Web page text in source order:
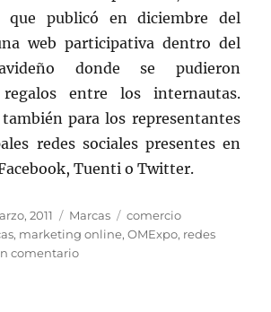
que publicó en diciembre del
web participativa dentro del
donde se pudieron
entre los internautas.
para los representantes
redes sociales presentes en
Tuenti o Twitter.
2011 Categorías
Marcas Etiquetas
comercio
, marketing online,OMExpo, redes
comentarioen